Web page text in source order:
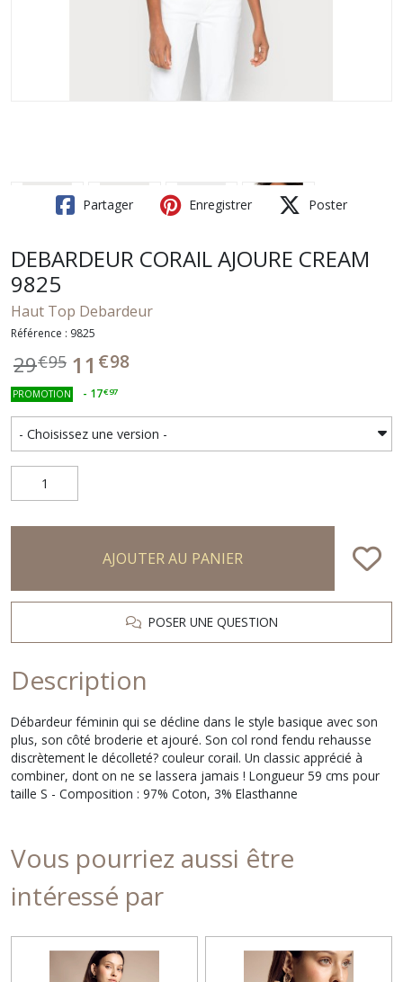
Partager Enregistrer Poster
DEBARDEUR CORAIL AJOURE CREAM
9825
Haut Top Debardeur
Référence : 9825
29€95 11 €98
PROMOTION - 17€97
AJOUTER AU PANIER
POSER UNE QUESTION
Description
Débardeur féminin qui se décline dans le style basique avec son
plus, son côté broderie et ajouré. Son col rond fendu rehausse
discrètement le décolleté? couleur corail. Un classic apprécié à
combiner, dont on ne se lassera jamais ! Longueur 59 cms pour
taille S - Composition : 97% Coton, 3% Elasthanne
Vous pourriez aussi être
intéressé par